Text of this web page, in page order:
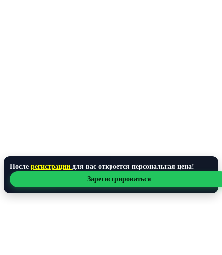
После регистрации для вас откроется персональная цена!
Зарегистрироваться